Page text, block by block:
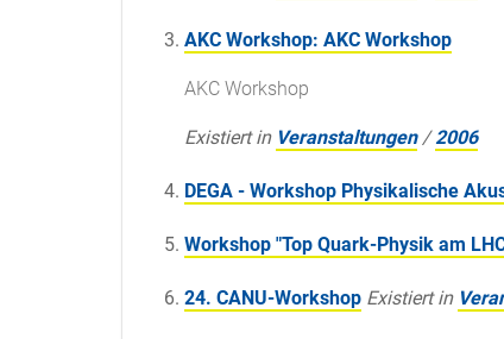
AKC Workshop: AKC Workshop
AKC Workshop
Existiert in Veranstaltungen /2006
DEGA - Workshop Physikalische
Workshop "Top Quark-Physik am
24. CANU-Workshop Existiert in